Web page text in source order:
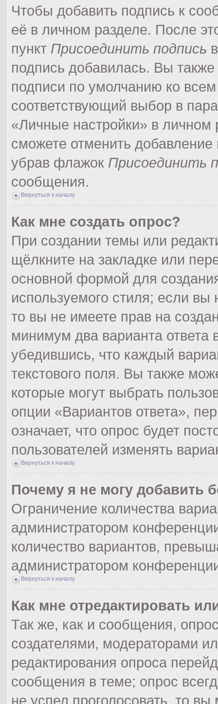
Чтобы добавить подпись к
её в личном разделе. После
пункт Присоединить подпись
подпись добавилась. Вы
подписи по умолчанию ко
соответствующий выбор в
«Личные настройки» в
сможете отменить
убрав флажок Присоединить
сообщения.
Вернуться к началу
Как мне создать опрос?
При создании темы или
щёлкните на закладке или
основной формой для
используемого стиля; если
то вы не имеете прав на
минимум два варианта ответа
убедившись, что каждый
текстового поля. Вы также
которые могут выбрать
опции «Вариантов ответа»,
означает, что опрос будет
пользователей изменять
Вернуться к началу
Почему я не могу добавить
Ограничение количества
администратором
количество вариантов,
администратором
Вернуться к началу
Как мне отредактировать
Так же, как и сообщения,
создателями, модераторами
редактирования опроса
сообщения в теме; опрос
не успел проголосовать, то